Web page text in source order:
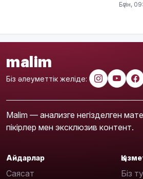
Бүгін,
malim
Біз әлеуметтік желіде:
Malim — анализге негізделген
пікірлер мен эксклюзив контент.
Айдарлар
Саясат
Біз